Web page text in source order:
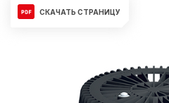
СКАЧАТЬ СТРАНИЦУ